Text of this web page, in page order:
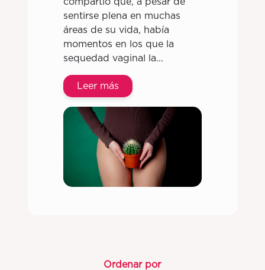
sentirse plena en muchas
áreas de su vida, había
momentos en los que la
sequedad vaginal la...
Leer más
Ordenar por